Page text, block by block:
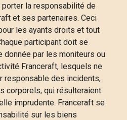
porter la responsabilité de
et ses partenaires. Ceci
les ayants droits et tout
participant doit se
donnée par les moniteurs ou
Franceraft, lesquels ne
responsable des incidents,
corporels, qui résulteraient
imprudente. Franceraft se
sur les biens